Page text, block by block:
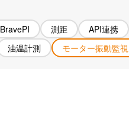
BravePI 測距 API連携
油温計測 モーター振動監視